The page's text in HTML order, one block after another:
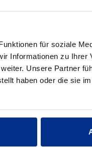
für soziale
Informationen zu Ihrer
Unsere Partner
haben oder die sie